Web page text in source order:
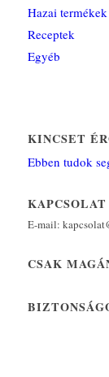
Hazai termékek
Receptek
Egyéb
KINCSET
Ebben tudok
KAPCSOLAT
E-mail:
CSAK